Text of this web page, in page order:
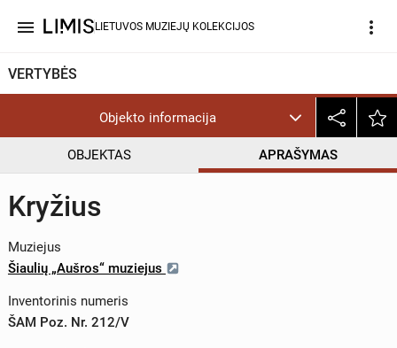
menu LIETUVOS MUZIEJŲ KOLEKCIJOS more_vert
VERTYBĖS
Objekto informacija
OBJEKTAS APRAŠYMAS
Kryžius
Muziejus
Šiaulių „Aušros“ muziejus
Inventorinis numeris
ŠAM Poz. Nr. 212/V